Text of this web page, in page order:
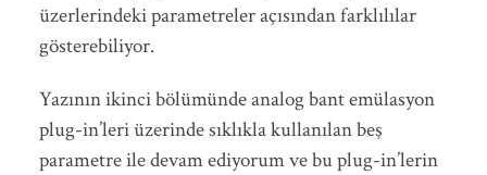
üzerlerindeki parametreler açısından farklılılar
gösterebiliyor.
Yazının ikinci bölümünde analog bant emülasyon
plug-in’leri üzerinde sıklıkla kullanılan beş
parametre ile devam ediyorum ve bu plug-in’lerin